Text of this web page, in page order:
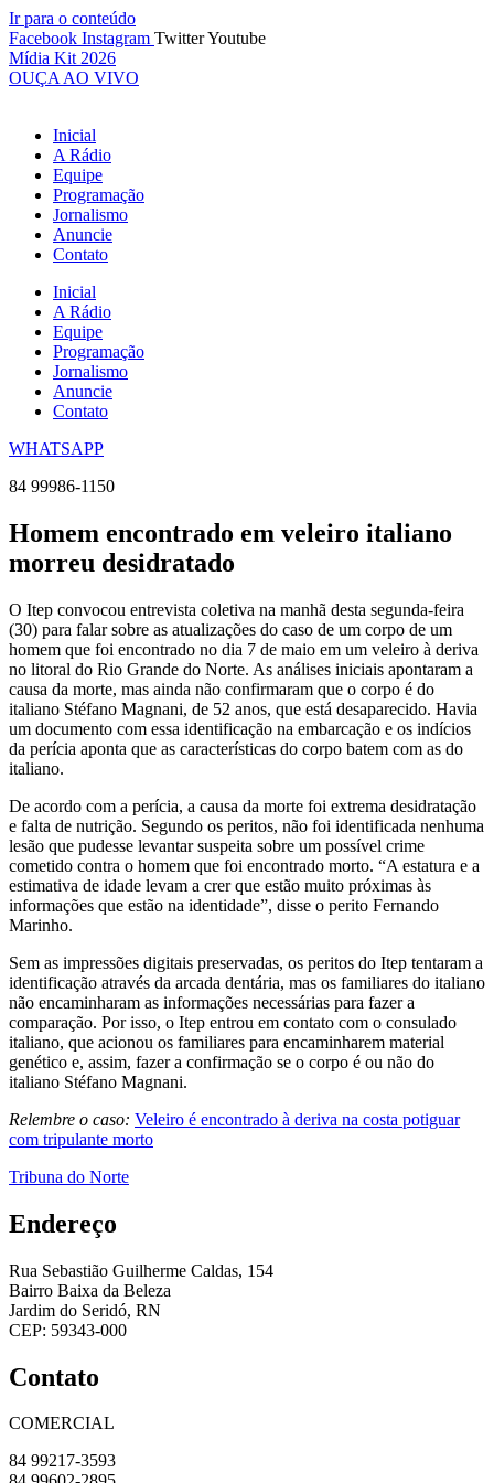
Ir para o conteúdo
Facebook Instagram TwitterYoutube
Mídia Kit 2026
OUÇA AO VIVO
Inicial
A Rádio
Equipe
Programação
Jornalismo
Anuncie
Contato
Inicial
A Rádio
Equipe
Programação
Jornalismo
Anuncie
Contato
WHATSAPP
84 99986-1150
Homem encontrado em veleiro italiano
morreu desidratado
O Itep convocou entrevista coletiva na manhã desta segunda-feira
(30) para falar sobre as atualizações do caso de um corpo de um
homem que foi encontrado no dia 7 de maio em um veleiro à deriva
no litoral do Rio Grande do Norte. As análises iniciais apontaram a
causa da morte, mas ainda não confirmaram que o corpo é do
italiano Stéfano Magnani, de 52 anos, que está desaparecido. Havia
um documento com essa identificação na embarcação e os indícios
da perícia aponta que as características do corpo batem com as do
italiano.
De acordo com a perícia, a causa da morte foi extrema desidratação
e falta de nutrição. Segundo os peritos, não foi identificada nenhuma
lesão que pudesse levantar suspeita sobre um possível crime
cometido contra o homem que foi encontrado morto. “A estatura e a
estimativa de idade levam a crer que estão muito próximas às
informações que estão na identidade”, disse o perito Fernando
Marinho.
Sem as impressões digitais preservadas, os peritos do Itep tentaram a
identificação através da arcada dentária, mas os familiares do italiano
não encaminharam as informações necessárias para fazer a
comparação. Por isso, o Itep entrou em contato com o consulado
italiano, que acionou os familiares para encaminharem material
genético e, assim, fazer a confirmação se o corpo é ou não do
italiano Stéfano Magnani.
Relembre o caso: Veleiro é encontrado à deriva na costa potiguar
com tripulante morto
Tribuna do Norte
Endereço
Rua Sebastião Guilherme Caldas, 154
Bairro Baixa da Beleza
Jardim do Seridó, RN
CEP: 59343-000
Contato
COMERCIAL
84 99217-3593